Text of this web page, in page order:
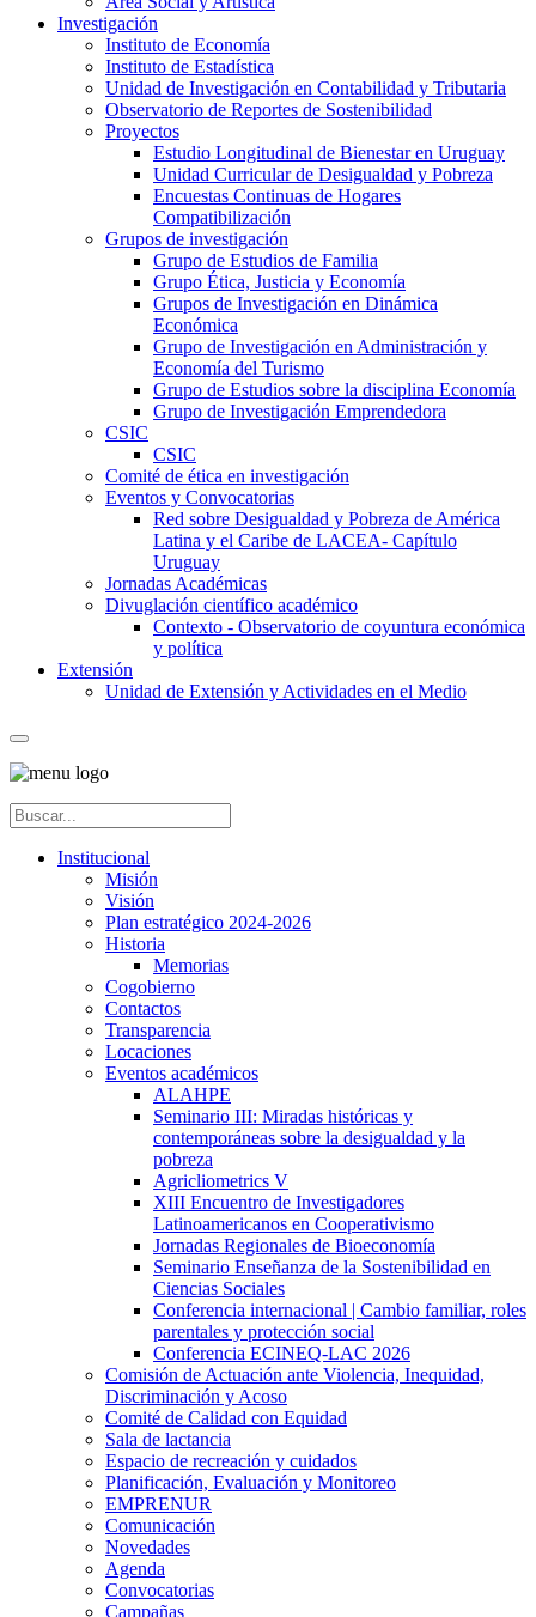
Investigación
Instituto de Economía
Instituto de Estadística
Unidad de Investigación en Contabilidad y Tributaria
Observatorio de Reportes de Sostenibilidad
Proyectos
Estudio Longitudinal de Bienestar en Uruguay
Unidad Curricular de Desigualdad y Pobreza
Encuestas Continuas de Hogares
Compatibilización
Grupos de investigación
Grupo de Estudios de Familia
Grupo Ética, Justicia y Economía
Grupos de Investigación en Dinámica
Económica
Grupo de Investigación en Administración y
Economía del Turismo
Grupo de Estudios sobre la disciplina Economía
Grupo de Investigación Emprendedora
CSIC
CSIC
Comité de ética en investigación
Eventos y Convocatorias
Red sobre Desigualdad y Pobreza de América
Latina y el Caribe de LACEA- Capítulo
Uruguay
Jornadas Académicas
Divuglación científico académico
Contexto - Observatorio de coyuntura económica
y política
Extensión
Unidad de Extensión y Actividades en el Medio
Institucional
Misión
Visión
Plan estratégico 2024-2026
Historia
Memorias
Cogobierno
Contactos
Transparencia
Locaciones
Eventos académicos
ALAHPE
Seminario III: Miradas históricas y
contemporáneas sobre la desigualdad y la
pobreza
Agricliometrics V
XIII Encuentro de Investigadores
Latinoamericanos en Cooperativismo
Jornadas Regionales de Bioeconomía
Seminario Enseñanza de la Sostenibilidad en
Ciencias Sociales
Conferencia internacional | Cambio familiar, roles
parentales y protección social
Conferencia ECINEQ-LAC 2026
Comisión de Actuación ante Violencia, Inequidad,
Discriminación y Acoso
Comité de Calidad con Equidad
Sala de lactancia
Espacio de recreación y cuidados
Planificación, Evaluación y Monitoreo
EMPRENUR
Comunicación
Novedades
Agenda
Convocatorias
Campañas